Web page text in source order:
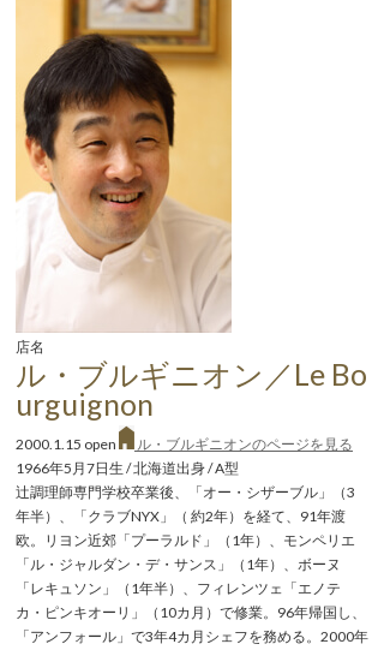
店名
ル・ブルギニオン／Le Bo
urguignon
2000.1.15 open
ル・ブルギニオンのページを見る
1966年5月7日生 / 北海道出身 / A型
辻調理師専門学校卒業後、「オー・シザーブル」（3
年半）、「クラブNYX」（ 約2年）を経て、91年渡
欧。リヨン近郊「プーラルド」（1年）、モンペリエ
「ル・ジャルダン・デ・サンス」（1年）、ボーヌ
「レキュソン」（1年半）、フィレンツェ「エノテ
カ・ピンキオーリ」（10カ月）で修業。96年帰国し、
「アンフォール」で3年4カ月シェフを務める。2000年